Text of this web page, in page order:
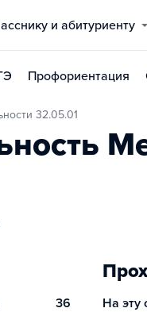
и абитуриенту
Профориентация
32.05.01
36 На эту